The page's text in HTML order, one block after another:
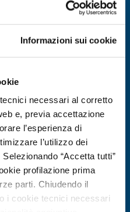
Informazioni sui cookie
necessari al corretto
e, previa accettazione
l’esperienza di
l’utilizzo dei
“Accetta tutti”
profilazione prima
parti. Chiudendo il
i cookie tecnici necessari
AI
2027